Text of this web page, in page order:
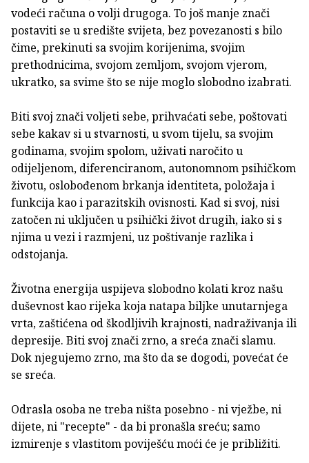
vodeći računa o volji drugoga. To još manje znači
postaviti se u središte svijeta, bez povezanosti s bilo
čime, prekinuti sa svojim korijenima, svojim
prethodnicima, svojom zemljom, svojom vjerom,
ukratko, sa svime što se nije moglo slobodno izabrati.
Biti svoj znači voljeti sebe, prihvaćati sebe, poštovati
sebe kakav si u stvarnosti, u svom tijelu, sa svojim
godinama, svojim spolom, uživati naročito u
odijeljenom, diferenciranom, autonomnom psihičkom
životu, oslobođenom brkanja identiteta, položaja i
funkcija kao i parazitskih ovisnosti. Kad si svoj, nisi
zatočen ni uključen u psihički život drugih, iako si s
njima u vezi i razmjeni, uz poštivanje razlika i
odstojanja.
Životna energija uspijeva slobodno kolati kroz našu
duševnost kao rijeka koja natapa biljke unutarnjega
vrta, zaštićena od škodljivih krajnosti, nadraživanja ili
depresije. Biti svoj znači zrno, a sreća znači slamu.
Dok njegujemo zrno, ma što da se dogodi, povećat će
se sreća.
Odrasla osoba ne treba ništa posebno - ni vježbe, ni
dijete, ni "recepte" - da bi pronašla sreću; samo
izmirenje s vlastitom poviješću moći će je približiti.